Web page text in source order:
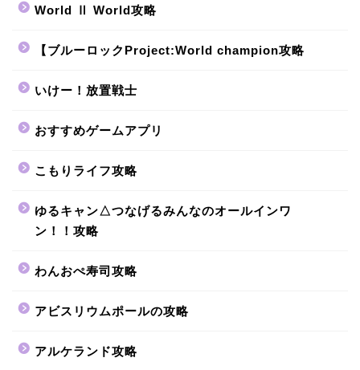
World Ⅱ World攻略
【ブルーロックProject:World champion攻略
いけー！放置戦士
おすすめゲームアプリ
こもりライフ攻略
ゆるキャン△つなげるみんなのオールインワ
ン！！攻略
わんおぺ寿司攻略
アビスリウムポールの攻略
アルケランド攻略